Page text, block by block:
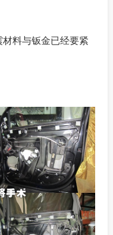
料与钣金已经要紧